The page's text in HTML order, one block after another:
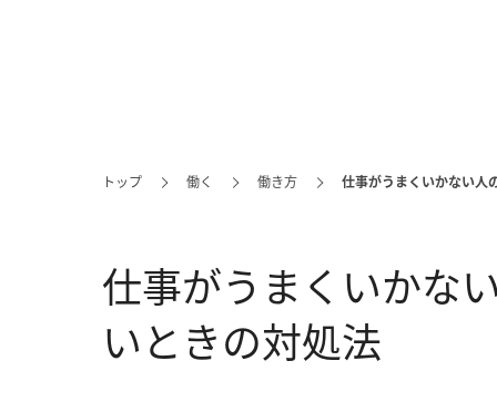
トップ 働く 働き方 仕事がうまくいかない人
仕事がうまくいかな
いときの対処法